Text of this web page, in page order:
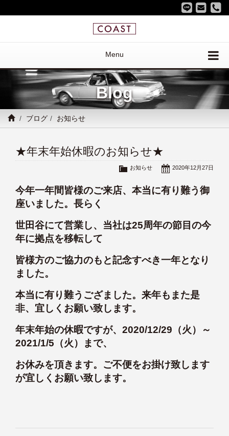
Menu
Blog
ブログ お知らせ
★年末年始休暇のお知らせ★
2020年12月27日
お知らせ
今年一年間皆様のご来店、本当に有り難う御
座いました。長らく
世田谷にて営業し、当社は25周年の節目の今
年に拠点を移転して
皆様方のご協力のもと記念すべき一年となり
ました。
本当に有り難うござました。来年もまた是
非、宜しくお願い致します。
年末年始の休暇ですが、2020/12/29（火）～
2021/1/5（火）まで、
お休みを頂きます。ご不便をお掛け致します
が宜しくお願い致します。